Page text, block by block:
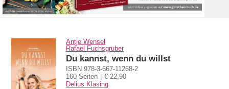
Antje Wensel
Rafael Fuchsgruber
Du kannst, wenn du willst
ISBN 978-3-667-11268-2
160 Seiten
€ 22,90
Delius Klasing